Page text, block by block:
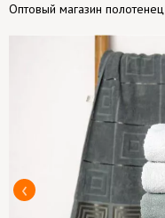
Оптовый магазин полотенец